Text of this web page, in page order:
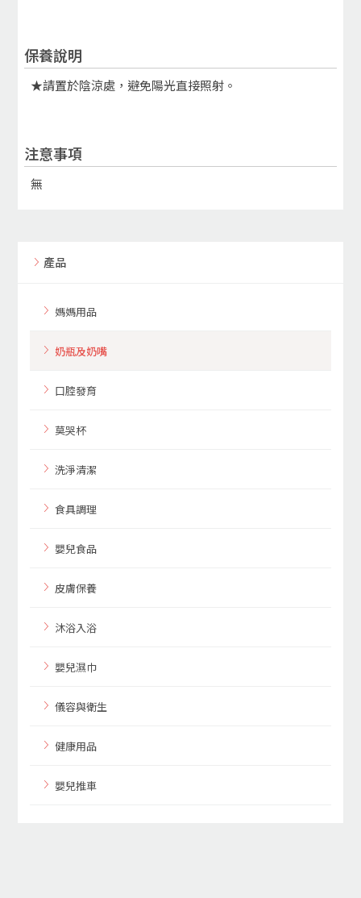
保養說明
★請置於陰涼處，避免陽光直接照射。
注意事項
無
產品
媽媽用品
奶瓶及奶嘴
口腔發育
莫哭杯
洗淨清潔
食具調理
嬰兒食品
皮膚保養
沐浴入浴
嬰兒濕巾
儀容與衛生
健康用品
嬰兒推車